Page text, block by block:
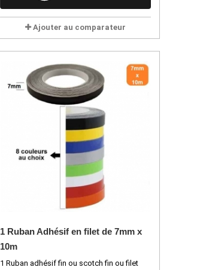
Ajouter au comparateur
1 Ruban Adhésif en filet de 7mm x
10m
1 Ruban adhésif fin ou scotch fin ou filet